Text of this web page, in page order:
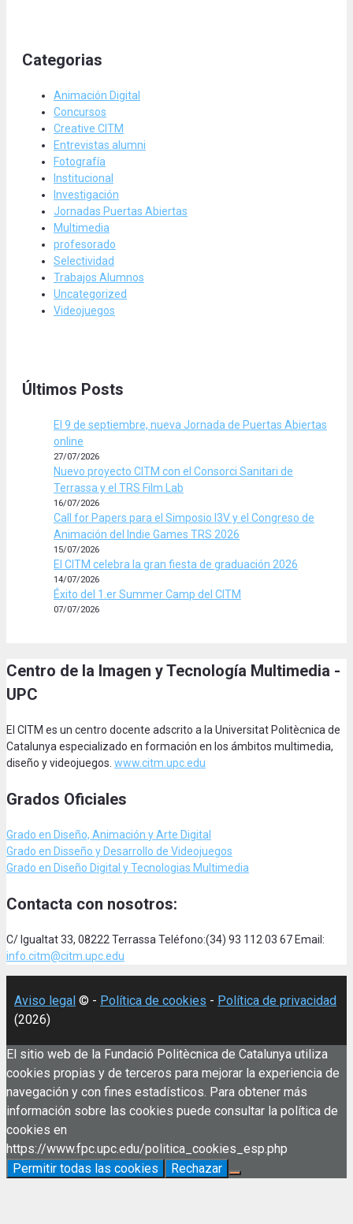
Categorias
Animación Digital
Concursos
Creative CITM
Entrevistas alumni
Fotografía
Institucional
Investigación
Jornadas Puertas Abiertas
Multimedia
profesorado
Selectividad
Trabajos Alumnos
Uncategorized
Videojuegos
Últimos Posts
El 9 de septiembre, nueva Jornada de Puertas Abiertas
online
27/07/2026
Nuevo proyecto CITM con el Consorci Sanitari de
Terrassa y el TRS Film Lab
16/07/2026
Call for Papers para el Simposio I3V y el Congreso de
Animación del Indie Games TRS 2026
15/07/2026
El CITM celebra la gran fiesta de graduación 2026
14/07/2026
Éxito del 1.er Summer Camp del CITM
07/07/2026
Centro de la Imagen y Tecnología Multimedia -
UPC
El CITM es un centro docente adscrito a la Universitat Politècnica de
Catalunya especializado en formación en los ámbitos multimedia,
diseño y videojuegos. www.citm.upc.edu
Grados Oficiales
Grado en Diseño, Animación y Arte Digital
Grado en Disseño y Desarrollo de Videojuegos
Grado en Diseño Digital y Tecnologias Multimedia
Contacta con nosotros:
C/ Igualtat 33, 08222 Terrassa Teléfono:(34) 93 112 03 67 Email:
info.citm@citm.upc.edu
Aviso legal © - Política de cookies - Política de privacidad
(2026)
El sitio web de la Fundació Politècnica de Catalunya utiliza
cookies propias y de terceros para mejorar la experiencia de
navegación y con fines estadísticos. Para obtener más
información sobre las cookies puede consultar la política de
cookies en
https://www.fpc.upc.edu/politica_cookies_esp.php
Permitir todas las cookies
Rechazar